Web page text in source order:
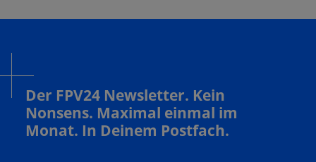
Der FPV24 Newsletter. Kein
Nonsens. Maximal einmal im
Monat. In Deinem Postfach.